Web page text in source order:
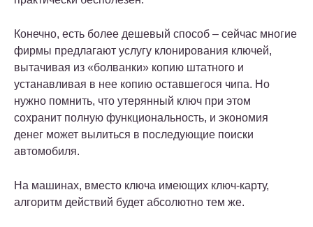
Конечно, есть более дешевый способ – сейчас многие
фирмы предлагают услугу клонирования ключей,
вытачивая из «болванки» копию штатного и
устанавливая в нее копию оставшегося чипа. Но
нужно помнить, что утерянный ключ при этом
сохранит полную функциональность, и экономия
денег может вылиться в последующие поиски
автомобиля.
На машинах, вместо ключа имеющих ключ-карту,
алгоритм действий будет абсолютно тем же.